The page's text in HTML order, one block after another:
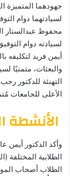
جهودهما المتميزة
لسيادتهما دوام
محفوظ عبدالستار
لسيادته دوام
أيمن فريد لتكليفه
والبعثات، متمنيًا
التهنئة للدكتور
الأعلى للجامعات
الأنشطة
وأكد الدكتور
الطلابية المختلفة
الطلاب أصحاب